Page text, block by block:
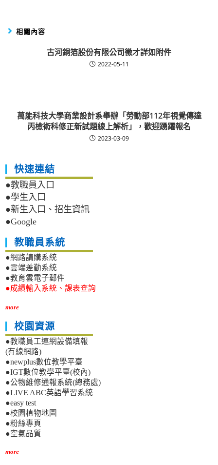
相關內容
古河銅箔股份有限公司徵才詳如附件
2022-05-11
萬能科技大學商業設計系舉辦「勞動部112年視覺傳達
丙檢術科修正新試題線上解析」，歡迎踴躍報名
2023-03-09
快速連結
●教職員入口
●學生入口
●新生入口、招生資訊
●Google
教職員系統
●網路請購系統
●雲端差勤系統
●教育雲電子郵件
●成績輸入系統、課表查詢
more
校園資源
●教職員工連網設備填報
(有線網路)
●newplus數位教學平臺
●IGT數位教學平臺(校內)
●公物維修通報系統(總務處)
●LIVE ABC英語學習系統
●easy test
●校園植物地圖
●粉絲專頁
●空氣品質
more